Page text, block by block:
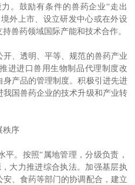
。鼓励有条件的兽药企业“走出
外上市、设立研发中心或在外设
兽药领域国际产能和技术合作。
开、透明、平等、规范的兽药产业
进进口兽用生物制品代理制度改
产品的管理制度。积极引进先进
国兽药企业的技术升级和产业转
秩序
平。按照“属地管理，分级负责，
大力推进综合执法。加强基层执
、食药等部门的协调配合，建立